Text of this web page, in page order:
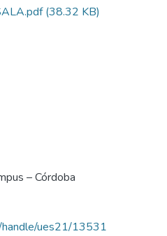
(38.32 KB)
– Córdoba
ues21/13531